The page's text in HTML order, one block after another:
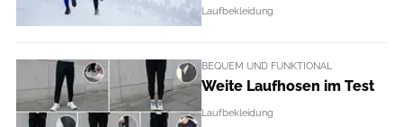
Laufbekleidung
BEQUEM UND FUNKTIONAL
Weite Laufhosen im Test
Laufbekleidung